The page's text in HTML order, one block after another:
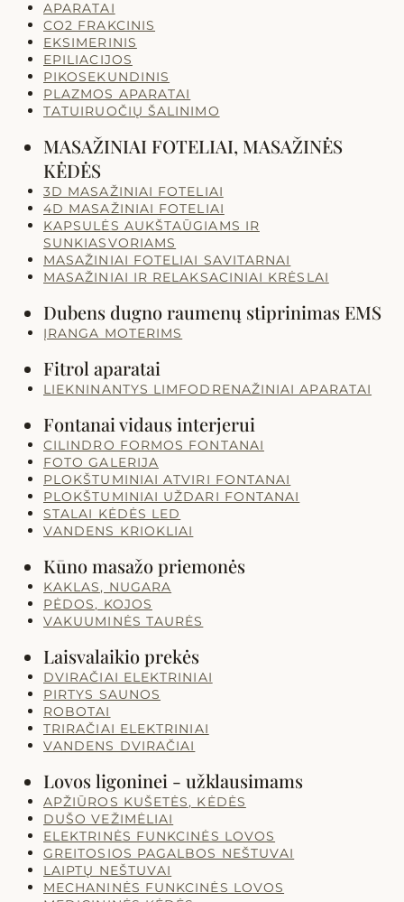
APARATAI
CO2 FRAKCINIS
EKSIMERINIS
EPILIACIJOS
PIKOSEKUNDINIS
PLAZMOS APARATAI
TATUIRUOČIŲ ŠALINIMO
MASAŽINIAI FOTELIAI, MASAŽINĖS
KĖDĖS
3D MASAŽINIAI FOTELIAI
4D MASAŽINIAI FOTELIAI
KAPSULĖS AUKŠTAŪGIAMS IR
SUNKIASVORIAMS
MASAŽINIAI FOTELIAI SAVITARNAI
MASAŽINIAI IR RELAKSACINIAI KRĖSLAI
Dubens dugno raumenų stiprinimas EMS
ĮRANGA MOTERIMS
Fitrol aparatai
LIEKNINANTYS LIMFODRENAŽINIAI APARATAI
Fontanai vidaus interjerui
CILINDRO FORMOS FONTANAI
FOTO GALERIJA
PLOKŠTUMINIAI ATVIRI FONTANAI
PLOKŠTUMINIAI UŽDARI FONTANAI
STALAI KĖDĖS LED
VANDENS KRIOKLIAI
Kūno masažo priemonės
KAKLAS, NUGARA
PĖDOS, KOJOS
VAKUUMINĖS TAURĖS
Laisvalaikio prekės
DVIRAČIAI ELEKTRINIAI
PIRTYS SAUNOS
ROBOTAI
TRIRAČIAI ELEKTRINIAI
VANDENS DVIRAČIAI
Lovos ligoninei - užklausimams
APŽIŪROS KUŠETĖS, KĖDĖS
DUŠO VEŽIMĖLIAI
ELEKTRINĖS FUNKCINĖS LOVOS
GREITOSIOS PAGALBOS NEŠTUVAI
LAIPTŲ NEŠTUVAI
MECHANINĖS FUNKCINĖS LOVOS